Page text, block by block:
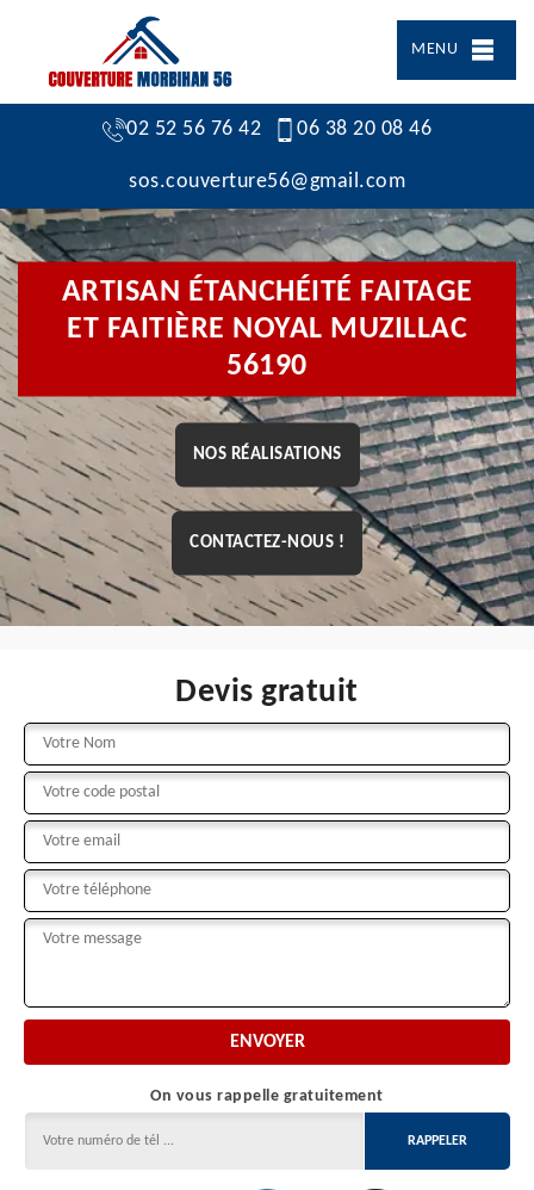
MENU
02 52 56 76 42 06 38 20 08 46
sos.couverture56@gmail.com
ARTISAN ÉTANCHÉITÉ FAITAGE
ET FAITIÈRE NOYAL MUZILLAC
56190
NOS RÉALISATIONS
CONTACTEZ-NOUS !
Devis gratuit
On vous rappelle gratuitement